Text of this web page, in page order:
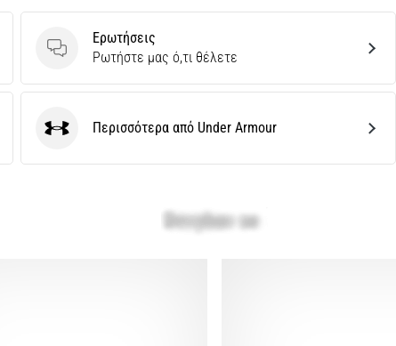
Ερωτήσεις
Ερωτήσεις
Ρωτήστε μας ό,τι θέλετε
Under ArmourΠερισσότερα από Under Armour